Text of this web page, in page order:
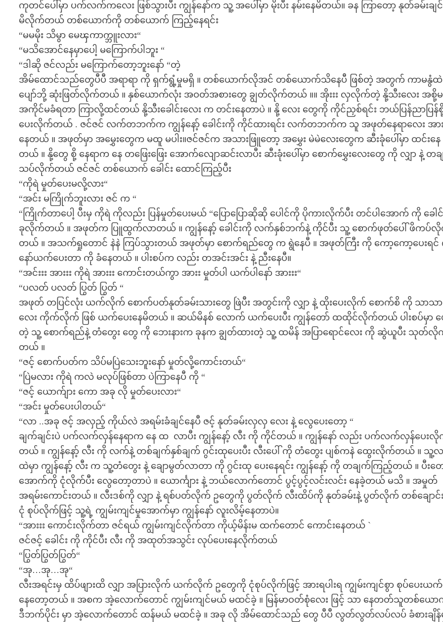
ကုတင်ပေါ်မှာ ပက်လက်ကလေး ဖြစ်သွားပီး ကျွန်နော်က သူ့ အပေါ်မှာ မိုးပီး နမ်းနေမိတယ်။ ခန ကြာတော့ နုတ်ခမ်းချင်
မိလိုက်တယ် တစ်ယောက်ကို တစ်ယောက် ကြည့်နေရင်း
“မမမိုး သိမွာ မေၾကာက္ဘူးလား“
“မသိအောင်နေမှာပေါ့ မကြောက်ပါဘူး “
“ဒါဆို ဇင်လည်း မကြောက်တော့ဘူးနော် “တဲ့
အိမ်ထောင်သည်တွေပီပီ အရာရာ ကို ရှက်ရွံ့မှုမရှိ ။ တစ်ယောက်လိုအင် တစ်ယောက်သိနေပီ ဖြစ်တဲ့ အတွက် ကာမနွံထဲ
ပျော်ဘို့ ဆုံးဖြတ်လိုက်တယ် ။ နှစ်ယောက်လုံး အဝတ်အစားတွေ ချွတ်လိုက်တယ် ။။ အိုးးး လှလိုက်တဲ့ နို့သီးလေး အစို့
အကိုင်မခံရတာ ကြာလို့ထင်တယ် နို့သီးခေါင်းလေး က တင်းနေတာပဲ ။ နို့ လေး တွေကို ကိုင်ညှစ်ရင်း ဘယ်ပြန်ညာပြန်
ပေးလိုက်တယ် . ဇင်ဇင် လက်တဘက်က ကျွန်နော့် ခေါင်းကို ကိုင်ထားရင်း လက်တဘက်က သူ အဖုတ်နေရာလေး အာ
နေတယ် ။ အဖုတ်မှာ အမွှေးတွေက မထူ မပါး။ဇင်ဇင်က အသားဖြူတော့ အမွှေး မဲမဲလေးတွေက ဆီးခုံပေါ်မှာ ထင်းနေ
တယ် ။ နို့တွေ စို့ နေရာက နေ တဖြေးဖြေး အောက်လျောဆင်းလာပီး ဆီးခုံးပေါ်မှာ စောက်မွှေးလေးတွေ ကို လျှာ နဲ့ တ
သပ်လိုက်တယ် ဇင်ဇင် တစ်ယောက် ခေါင်း ထောင်ကြည့်ပီး
“ကိုရဲ မှုတ်ပေးမလို့လား“
“အင်း မကြိုက်ဘူးလား ဇင် က “
“ကြိုက်တာပေါ့ ပီးမှ ကိုရဲ ကိုလည်း ပြန်မှုတ်ပေးမယ် “ပြောပြောဆိုဆို ပေါင်ကို ပိုကားလိုက်ပီး တင်ပါအောက် ကို ခေါင်
ခုလိုက်တယ် ။ အဖုတ်က ပြူထွက်လာတယ် ။ ကျွန်နော့် ခေါင်းကို လက်နှစ်ဘက်နဲ့ ကိုင်ပီး သူ့ စောက်ဖုတ်ပေါ် ဖိကပ်
တယ် ။ အသက်ရှုတောင် နဲနဲ ကြပ်သွားတယ် အဖုတ်မှာ စောက်ရည်တွေ က ရွဲနေပီ ။ အဖုတ်ကြီး ကို ကော့ကော့ပေးရင်
နော်ယက်ပေးတာ ကို ခံနေတယ် ။ ပါးစပ်က လည်း တအင်းအင်း နဲ့ ညီးနေပီ။
“အင်းးး အားးး ကိုရဲ အားးး ကောင်းတယ်ကွာ အားး မှုတ်ပါ ယက်ပါနော် အားးး“
“ပလတ် ပလတ် ပြွတ် ပြွတ် “
အဖုတ် တပြင်လုံး ယက်လိုက် စောက်ပတ်နုတ်ခမ်းသားတွေ ဖြဲပီး အတွင်းကို လျှာ နဲ့ ထိုးပေးလိုက် စောက်စိ ကို သာသာ
လေး ကိုက်လိုက် ဖြစ် ယက်ပေးနေမိတယ် ။ ဆယ်မိနစ် လောက် ယက်ပေးပီး ကျွန်တော် ထထိုင်လိုက်တယ် ပါးစပ်မှာ ပ
တဲ့ သူ့ စောက်ရည်နဲ့ တံတွေး တွေ ကို ဘေးနားက ခုနက ချွတ်ထားတဲ့ သူ့ ထမိန် အပြာရောင်လေး ကို ဆွဲယူပီး သုတ်လို
တယ် ။
“ဇင့် စောက်ပတ်က သိပ်မပြဲသေးဘူးနော် မှုတ်လို့ကောင်းတယ်“
“ပြဲမလား ကိုရဲ ကလဲ မလုပ်ဖြစ်တာ ပဲကြာနေပီ ကို “
“ဇင့် ယောက်ျား ကော အခု လို မှုတ်ပေးလား“
“အင်း မှုတ်ပေးပါတယ်“
“လာ ..အခု ဇင့် အလှည့် ကိုယ်လဲ အရမ်းခံချင်နေပီ ဇင့် နုတ်ခမ်းလှလှ လေး နဲ့ လွေပေးတော့ “
ချက်ချင်းပဲ ပက်လက်လှန်နေရာက နေ ထ လာပီး ကျွန်နော့် လီး ကို ကိုင်တယ် ။ ကျွန်နော် လည်း ပက်လက်လှန်ပေး
တယ် ။ ကျွန်နော့် လီး ကို လက်နဲ့ တစ်ချက်နှစ်ချက် ဂွင်းထုပေးပီး လီးပေါ် ကို တံတွေး ပျစ်ကနဲ ထွေးလိုက်တယ် ။ သူ့
ထဲမှာ ကျွန်နော့် လီး က သူ့တံတွေး နဲ့ ချောမွတ်လာတာ ကို ဂွင်းထု ပေးနေရင်း ကျွန်နော့် ကို တချက်ကြည့်တယ် ။ ပီးတ
အောက်ကို ငုံလိုက်ပီး လွေတော့တာပဲ ။ ယောင်္ကျား နဲ့ ဘယ်လောက်တောင် ပွင့်ပွင့်လင်းလင်း နေခဲ့တယ် မသိ ။ အမှုတ်
အရမ်းကောင်းတယ် ။ လီးဒစ်ကို လျှာ နဲ့ ရစ်ပတ်လိုက် ဥတွေကို ပွတ်လိုက် လီးထိပ်ကို နုတ်ခမ်းနဲ့ ပွတ်လိုက် တစ်ချောင်
ငုံ စုပ်လိုက်ဖြင့် သူ့ရဲ့ ကျွမ်းကျင်မှုအောက်မှာ ကျွန်နော် လူးလိမ့်နေတာပဲ။
“အားးး ကောင်းလိုက်တာ ဇင်ရယ် ကျွမ်းကျင်လိုက်တာ ကိုယ့်မိန်းမ ထက်တောင် ကောင်းနေတယ် `
ဇင်ဇင့် ခေါင်း ကို ကိုင်ပီး လီး ကို အထုတ်အသွင်း လုပ်ပေးနေလိုက်တယ်
“ပြွတ်ပြွတ်ပြွတ်“
“အု…အု…အု“
လီးအရင်းမှ ထိပ်ဖျားထိ လျှာ အပြားလိုက် ယက်လိုက် ဥတွေကို ငုံစုပ်လိုက်ဖြင့် အားရပါးရ ကျွမ်းကျင်စွာ စုပ်ပေးယက်
နေတော့တယ် ။ အစက အဲ့လောက်တောင် ကျွမ်းကျင်မယ် မထင်ခဲ့ ။ မြန်မာဝတ်စုံလေး ဖြင့် သာ နေတတ်သူတစ်ယေ
ဒီဘက်ပိုင်း မှာ အဲ့လောက်တောင် ထန်မယ် မထင်ခဲ့ ။ အခု လို အိမ်ထောင်သည် တွေ ပီပီ လွတ်လွတ်လပ်လပ် ခံစားချိန်